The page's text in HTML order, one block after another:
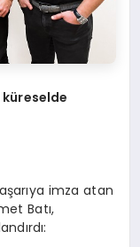
üreselde
imza atan
Batı,